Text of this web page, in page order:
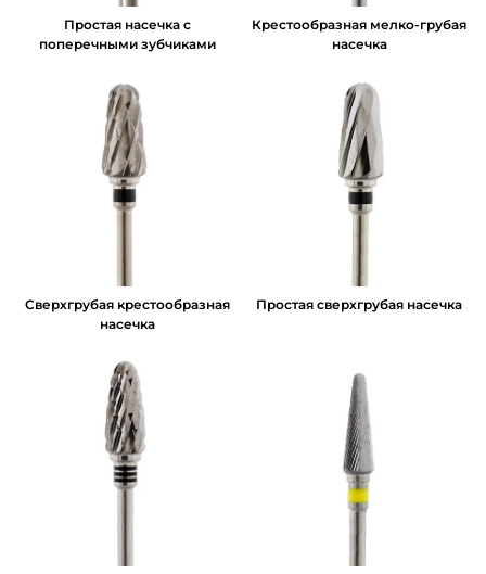
Простая насечка с
поперечными зубчиками
Крестообразная мелко-грубая
насечка
Сверхгрубая крестообразная
насечка
Простая сверхгрубая насечка